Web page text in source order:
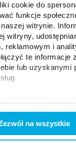
cookie do
funkcje
witrynie.
witryny,
reklamowym i
te informacje
lub uzyskanymi
na wszystkie
Moduły
Złącza i akcesoria
Naświetlacze
Lampy zewnętrzne
Materiały do
Relacje